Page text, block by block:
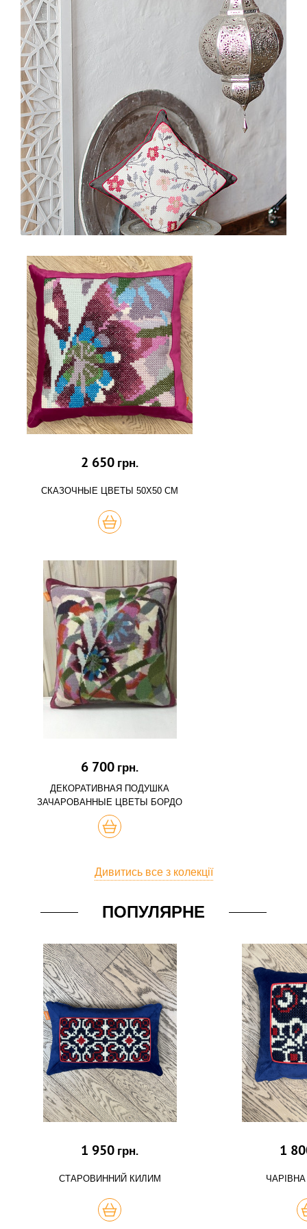
2 650 грн.
СКАЗОЧНЫЕ ЦВЕТЫ 50Х50 СМ
КУПИТЬ
6 700 грн.
ДЕКОРАТИВНАЯ ПОДУШКА
ЗАЧАРОВАННЫЕ ЦВЕТЫ БОРДО
КУПИТЬ
Дивитись все з колекції
ПОПУЛЯРНЕ
1 950 грн.
СТАРОВИННИЙ КИЛИМ
КУПИТЬ
1